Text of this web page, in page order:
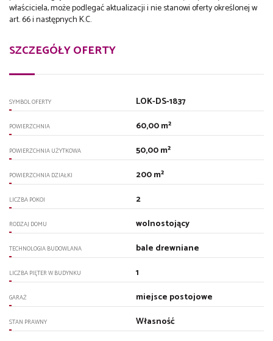
właściciela, może podlegać aktualizacji i nie stanowi oferty określonej w
art. 66 i następnych K.C.
SZCZEGÓŁY OFERTY
SYMBOL OFERTY LOK-DS-1837
POWIERZCHNIA 60,00 m²
POWIERZCHNIA UŻYTKOWA 50,00 m²
POWIERZCHNIA DZIAŁKI 200 m²
LICZBA POKOI 2
RODZAJ DOMU wolnostojący
TECHNOLOGIA BUDOWLANA bale drewniane
LICZBA PIĘTER W BUDYNKU 1
GARAŻ miejsce postojowe
STAN PRAWNY Własność